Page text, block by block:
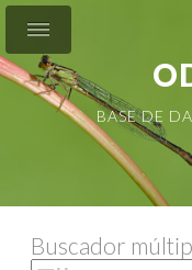
BASE DE
Buscador